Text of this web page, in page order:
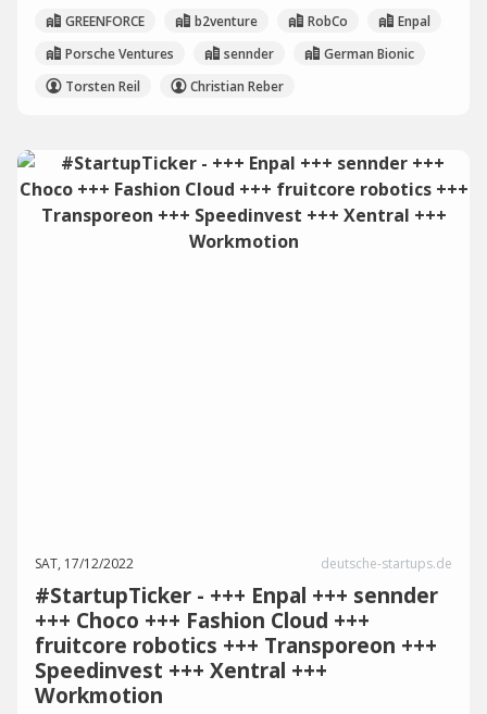
GREENFORCE b2venture RobCo
Enpal
Porsche Ventures
sennder
German Bionic
Torsten Reil
Christian Reber
SAT, 17/12/2022 deutsche-startups.de
#StartupTicker - +++ Enpal +++ sennder
+++ Choco +++ Fashion Cloud +++
fruitcore robotics +++ Transporeon +++
Speedinvest +++ Xentral +++
Workmotion